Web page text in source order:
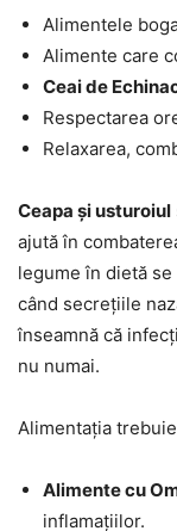
Alimentele
Alimente care
Ceai de
Respectarea
Relaxarea,
Ceapa și usturoiul
ajută în
legume în dietă
când secrețiile
înseamnă că
nu numai.
Alimentația
Alimente cu
inflamațiilor.